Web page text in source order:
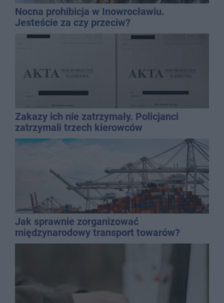
Nocna prohibicja w Inowrocławiu.
Jesteście za czy przeciw?
Zakazy ich nie zatrzymały. Policjanci
zatrzymali trzech kierowców
Jak sprawnie zorganizować
międzynarodowy transport towarów?